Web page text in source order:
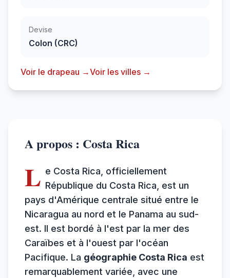
Devise
Colon (CRC)
Voir le drapeau →Voir les villes →
A propos : Costa Rica
L e Costa Rica, officiellement
République du Costa Rica, est un
pays d'Amérique centrale situé entre le
Nicaragua au nord et le Panama au sud-
est. Il est bordé à l'est par la mer des
Caraïbes et à l'ouest par l'océan
Pacifique. La géographie Costa Rica est
remarquablement variée, avec une